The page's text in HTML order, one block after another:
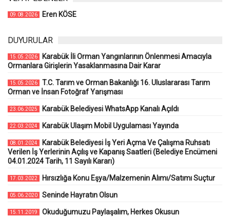
09.08.2026 Eren KÖSE
DUYURULAR
15.05.2026
Karabük İli Orman Yangınlarının Önlenmesi Amacıyla
Ormanlara Girişlerin Yasaklanmasına Dair Karar
15.05.2026
T.C. Tarım ve Orman Bakanlığı 16. Uluslararası Tarım
Orman ve İnsan Fotoğraf Yarışması
23.06.2025 Karabük Belediyesi WhatsApp Kanalı Açıldı
22.03.2024 Karabük Ulaşım Mobil Uygulaması Yayında
08.01.2024
Karabük Belediyesi İş Yeri Açma Ve Çalışma Ruhsatı
Verilen İş Yerlerinin Açılış ve Kapanış Saatleri (Belediye Encümeni
04.01.2024 Tarih, 11 Sayılı Kararı)
17.03.2022 Hırsızlığa Konu Eşya/Malzemenin Alımı/Satımı Suçtur
05.06.2020 Seninde Hayratın Olsun
15.11.2019 Okuduğumuzu Paylaşalım, Herkes Okusun